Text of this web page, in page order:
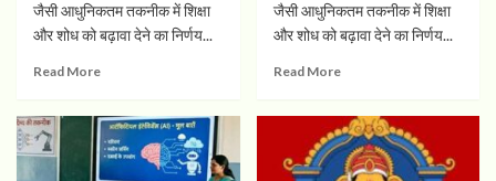
जैसी आधुनिकतम तकनीक में शिक्षा
और शोध को बढ़ावा देने का निर्णय...
Read More
जैसी आधुनिकतम तकनीक में शिक्षा
और शोध को बढ़ावा देने का निर्णय...
Read More